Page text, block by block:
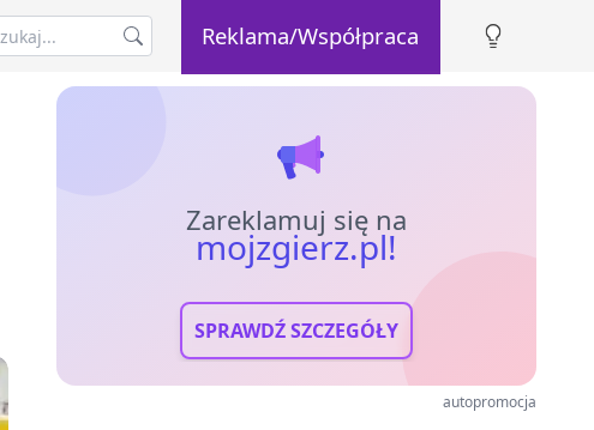
Reklama/Współpraca
Zareklamuj się na
mojzgierz.pl!
SPRAWDŹ SZCZEGÓŁY
autopromocja